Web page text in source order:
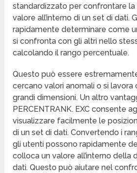
standardizzato per confrontare la
valore all’interno di un set di dati.
rapidamente determinare come
si confronta con gli altri nello
calcolando il rango percentuale.
Questo può essere
cercano valori anomali o si lavora
grandi dimensioni. Un altro
PERCENTRANK. EXC consente
visualizzare facilmente le
di un set di dati. Convertendo i
gli utenti possono rapidamente
colloca un valore all’interno della
dati. Questo può aiutare nel